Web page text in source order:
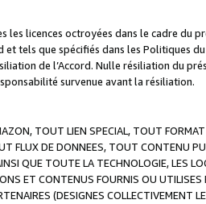
licences octroyées dans le cadre du
tels que spécifiés dans les Politiques
de l’Accord. Nulle résiliation du
survenue avant la résiliation.
TOUT LIEN SPECIAL, TOUT
FLUX DE DONNEES, TOUT CONTENU
QUE TOUTE LA TECHNOLOGIE, LES
ET CONTENUS FOURNIS OU UTILISES
(DESIGNES COLLECTIVEMENT